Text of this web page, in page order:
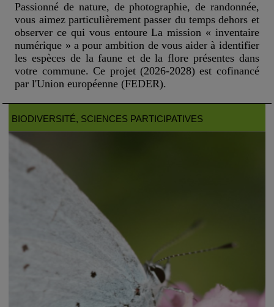
Passionné de nature, de photographie, de randonnée,
vous aimez particulièrement passer du temps dehors et
observer ce qui vous entoure La mission « inventaire
numérique » a pour ambition de vous aider à identifier
les espèces de la faune et de la flore présentes dans
votre commune. Ce projet (2026-2028) est cofinancé
par l'Union européenne (FEDER).
BIODIVERSITÉ, SCIENCES PARTICIPATIVES